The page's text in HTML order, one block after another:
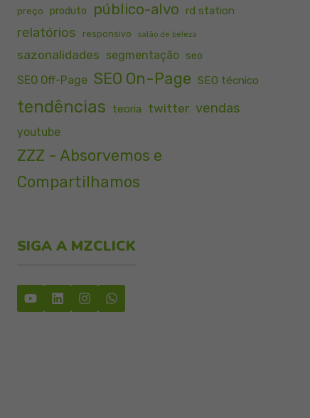
preço produto público-alvo rd station
relatórios responsivo salão de beleza
sazonalidades segmentação seo
SEO Off-Page SEO On-Page SEO técnico
tendências teoria twitter vendas
youtube
ZZZ - Absorvemos e
Compartilhamos
SIGA A MZCLICK